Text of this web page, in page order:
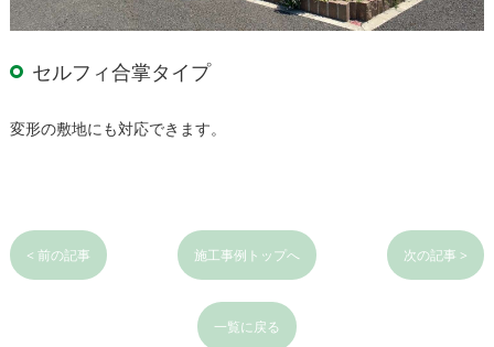
セルフィ合掌タイプ
変形の敷地にも対応できます。
< 前の記事 施工事例トップへ 次の記事 >
一覧に戻る